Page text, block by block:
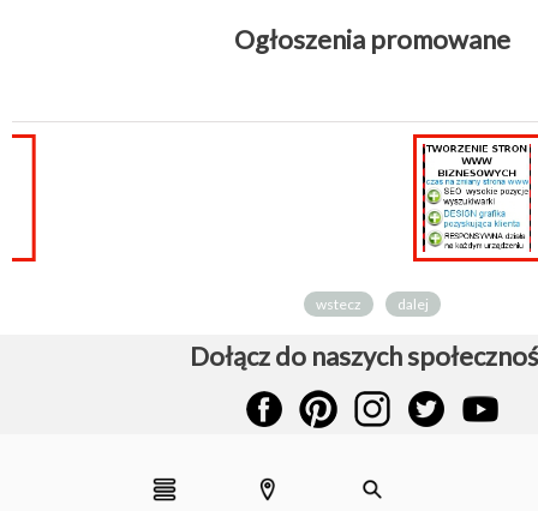
Ogłoszenia promowane
Tworzenie stron
internetowych
wstecz dalej
Dołącz do naszych